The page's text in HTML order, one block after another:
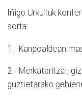
Iñigo Urkulluk
sorta:
1.- Kanpoaldean
2.- Merkataritza-,
guztietarako